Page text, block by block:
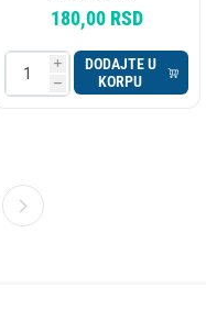
180,00 RSD
i
h
DODAJTE U
KORPU